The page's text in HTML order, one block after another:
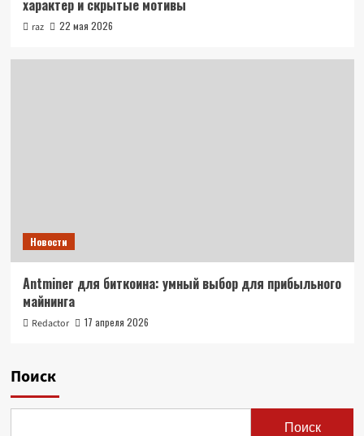
характер и скрытые мотивы
raz 22 мая 2026
Новости
Antminer для биткоина: умный выбор для прибыльного
майнинга
Redactor 17 апреля 2026
Поиск
Поиск